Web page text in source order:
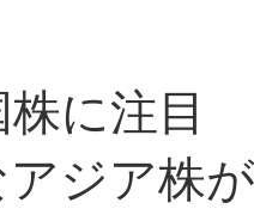
に注目
ジア株